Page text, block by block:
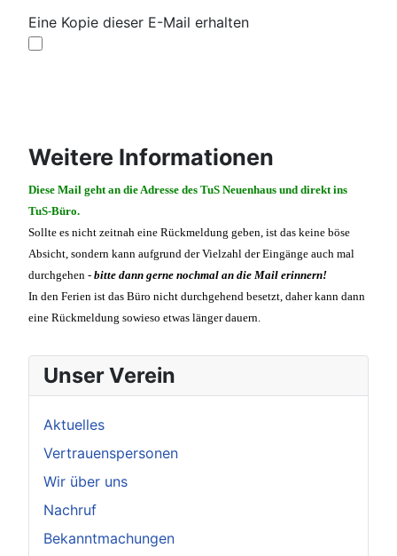
Unser Verein
Aktuelles
Vertrauenspersonen
Wir über uns
Nachruf
Bekanntmachungen
Eine Kopie dieser E-Mail erhalten
Weitere Informationen
Weitere Informationen
Diese Mail geht an die Adresse des TuS Neuenhaus und direkt ins
TuS-Büro.
Sollte es nicht zeitnah eine Rückmeldung geben, ist das keine böse
Absicht, sondern kann aufgrund der Vielzahl der Eingänge auch mal
durchgehen - bitte dann gerne nochmal an die Mail erinnern!
In den Ferien ist das Büro nicht durchgehend besetzt, daher kann dann
eine Rückmeldung sowieso etwas länger dauern.